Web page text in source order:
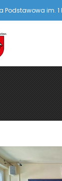
Podstawowa im.